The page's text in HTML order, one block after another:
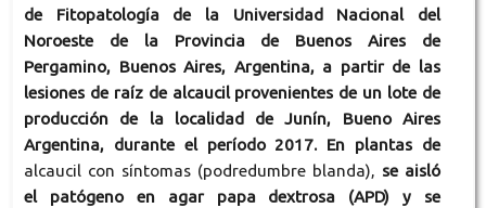
de Fitopatología de la Universidad Nacional del
Noroeste de la Provincia de Buenos Aires de
Pergamino, Buenos Aires, Argentina, a partir de las
lesiones de raíz de alcaucil provenientes de un lote de
producción de la localidad de Junín, Bueno Aires
Argentina, durante el período 2017. En plantas de
alcaucil con síntomas (podredumbre blanda), se aisló
el patógeno en agar papa dextrosa (APD) y se